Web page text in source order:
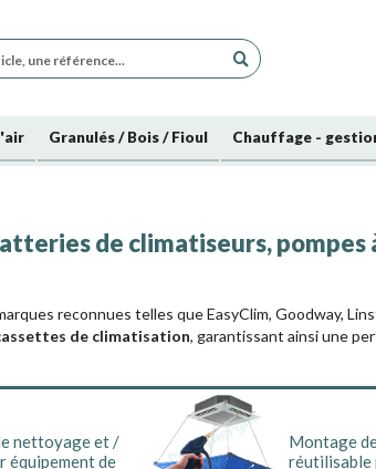
Granulés / Bois / Fioul Chauffage -
de climatiseurs, pompes
reconnues telles que EasyClim, Goodway,
de climatisation, garantissant ainsi une
, nous proposons également une gamme
et de protéger les surfaces environnantes,
nettoyage et /
équipement de
Montage
réutilisable